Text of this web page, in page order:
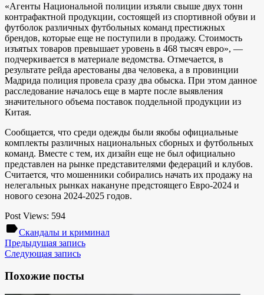
«Агенты Национальной полиции изъяли свыше двух тонн
контрафактной продукции, состоящей из спортивной обуви и
футболок различных футбольных команд престижных
брендов, которые еще не поступили в продажу. Стоимость
изъятых товаров превышает уровень в 468 тысяч евро», —
подчеркивается в материале ведомства. Отмечается, в
результате рейда арестованы два человека, а в провинции
Мадрида полиция провела сразу два обыска. При этом данное
расследование началось еще в марте после выявления
значительного объема поставок поддельной продукции из
Китая.
Сообщается, что среди одежды были якобы официальные
комплекты различных национальных сборных и футбольных
команд. Вместе с тем, их дизайн еще не был официально
представлен на рынке представителями федераций и клубов.
Считается, что мошенники собирались начать их продажу на
нелегальных рынках накануне предстоящего Евро-2024 и
нового сезона 2024-2025 годов.
Post Views: 594
labelСкандалы и криминал
Предыдущая запись
Следующая запись
Похожие посты